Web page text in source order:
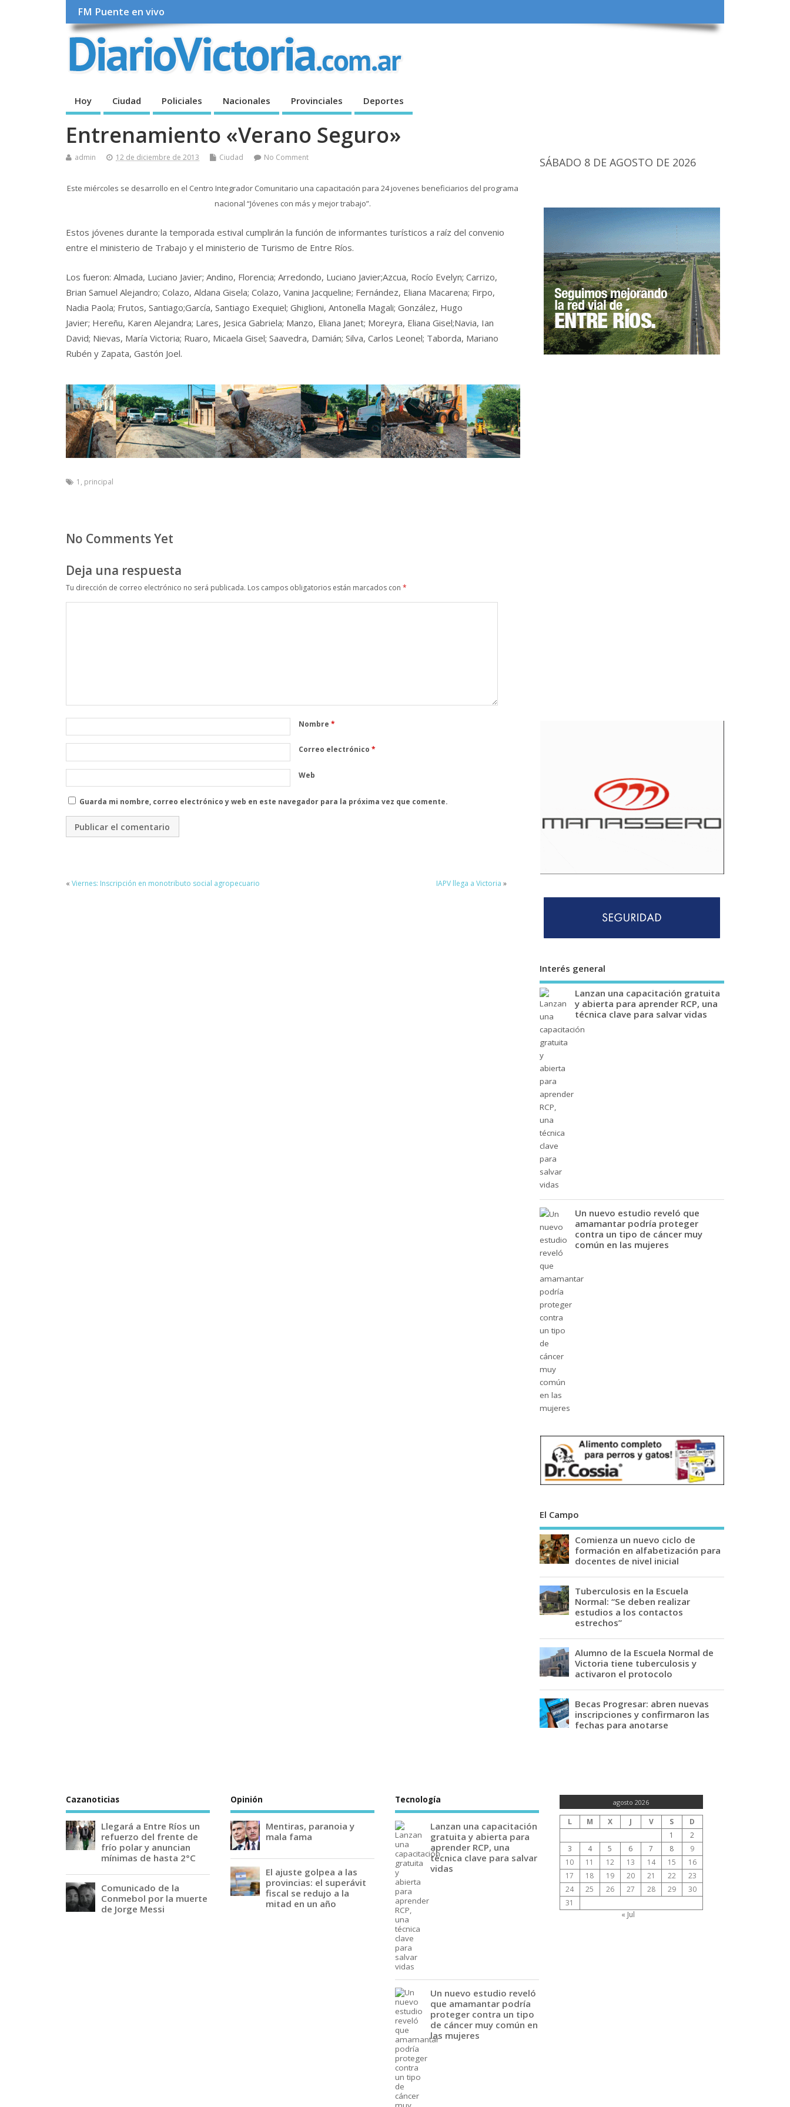
FM Puente en vivo
Hoy Ciudad Policiales Nacionales Provinciales Deportes
Entrenamiento «Verano Seguro»
admin 12 de diciembre de 2013 Ciudad No Comment
Este miércoles se desarrollo en el Centro Integrador Comunitario una capacitación para 24 jovenes beneficiarios del programa
nacional “Jóvenes con más y mejor trabajo”.
Estos jóvenes durante la temporada estival cumplirán la función de informantes turísticos a raíz del convenio
entre el ministerio de Trabajo y el ministerio de Turismo de Entre Ríos.
Los fueron: Almada, Luciano Javier; Andino, Florencia; Arredondo, Luciano Javier;Azcua, Rocío Evelyn; Carrizo,
Brian Samuel Alejandro; Colazo, Aldana Gisela; Colazo, Vanina Jacqueline; Fernández, Eliana Macarena; Firpo,
Nadia Paola; Frutos, Santiago;García, Santiago Exequiel; Ghiglioni, Antonella Magali; González, Hugo
Javier; Hereñu, Karen Alejandra; Lares, Jesica Gabriela; Manzo, Eliana Janet; Moreyra, Eliana Gisel;Navia, Ian
David; Nievas, María Victoria; Ruaro, Micaela Gisel; Saavedra, Damián; Silva, Carlos Leonel; Taborda, Mariano
Rubén y Zapata, Gastón Joel.
1 , principal
No Comments Yet
Deja una respuesta
Tu dirección de correo electrónico no será publicada. Los campos obligatorios están marcados con *
Nombre *
Correo electrónico *
Web
Guarda mi nombre, correo electrónico y web en este navegador para la próxima vez que comente.
« Viernes: Inscripción en monotributo social agropecuario IAPV llega a Victoria »
SÁBADO 8 DE AGOSTO DE 2026
Interés general
Lanzan una capacitación gratuita
y abierta para aprender RCP, una
técnica clave para salvar vidas
Un nuevo estudio reveló que
amamantar podría proteger
contra un tipo de cáncer muy
común en las mujeres
El Campo
Comienza un nuevo ciclo de
formación en alfabetización para
docentes de nivel inicial
Tuberculosis en la Escuela
Normal: “Se deben realizar
estudios a los contactos
estrechos”
Alumno de la Escuela Normal de
Victoria tiene tuberculosis y
activaron el protocolo
Becas Progresar: abren nuevas
inscripciones y confirmaron las
fechas para anotarse
Cazanoticias
Llegará a Entre Ríos un
refuerzo del frente de
frío polar y anuncian
mínimas de hasta 2°C
Comunicado de la
Conmebol por la muerte
de Jorge Messi
Opinión
Mentiras, paranoia y
mala fama
El ajuste golpea a las
provincias: el superávit
fiscal se redujo a la
mitad en un año
Tecnología
Lanzan una capacitación
gratuita y abierta para
aprender RCP, una
técnica clave para salvar
vidas
Un nuevo estudio reveló
que amamantar podría
proteger contra un tipo
de cáncer muy común en
las mujeres
agosto 2026
L M X J V S
D
1
2
3
4 5 6 7 8
9
10
11 12 13 14 15
16
17
18 19 20 21 22
23
24
25 26 27 28 29
30
31
« Jul